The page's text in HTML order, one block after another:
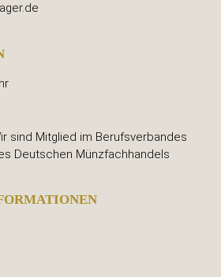
sind Mitglied im Berufsverbandes
Deutschen Münzfachhandels